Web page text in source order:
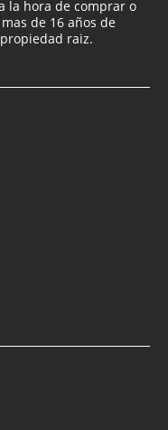
la hora de comprar o
de 16 años de
raiz.